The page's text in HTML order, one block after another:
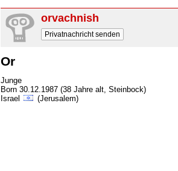
orvachnish
Privatnachricht senden
Or
Junge
Born 30.12.1987 (38 Jahre alt, Steinbock)
Israel
(Jerusalem)